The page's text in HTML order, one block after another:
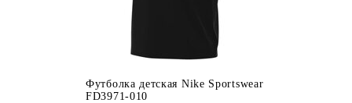
Футболка детская Nike Sportswear
FD3971-010